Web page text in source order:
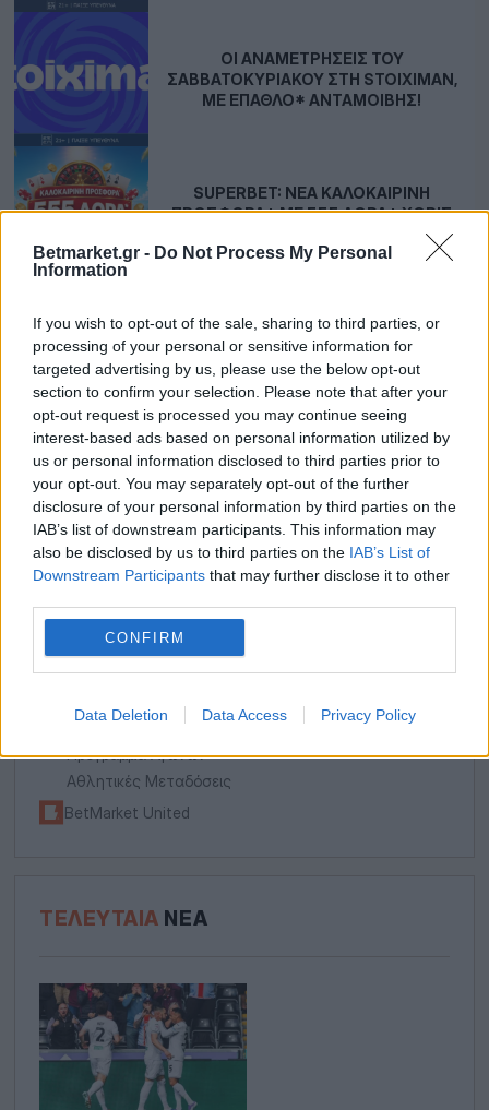
Betmarket.gr - Do Not Process My Personal
Information
If you wish to opt-out of the sale, sharing to third parties, or
processing of your personal or sensitive information for
targeted advertising by us, please use the below opt-out
section to confirm your selection. Please note that after your
opt-out request is processed you may continue seeing
interest-based ads based on personal information utilized by
us or personal information disclosed to third parties prior to
your opt-out. You may separately opt-out of the further
disclosure of your personal information by third parties on the
IAB’s list of downstream participants. This information may
also be disclosed by us to third parties on the IAB’s List of
Downstream Participants that may further disclose it to other
CONFIRM
Data Deletion Data Access Privacy Policy
ΟΙ ΑΝΑΜΕΤΡΉΣΕΙΣ ΤΟΥ
ΣΑΒΒΑΤΟΚΎΡΙΑΚΟΥ ΣΤΗ STOIXIMAN,
ΜΕ ΈΠΑΘΛΟ* ΑΝΤΑΜΟΙΒΉΣ!
SUPERBET: ΝΈΑ ΚΑΛΟΚΑΙΡΙΝΉ
ΠΡΟΣΦΟΡΆ* ΜΕ 555 ΔΏΡΑ* ΧΩΡΊΣ
ΠΡΏΤΗ ΣΈΝΤΡΑ ΣΕ ΠΟΡΤΟΓΑΛΊΑ ΚΑΙ
ΟΛΛΑΝΔΊΑ ΜΕ ΣΟΎΠΕΡ ΑΠΟΔΌΣΕΙΣ
ΑΝΑΛΎΣΕΙΣ
Όλα τα προγνωστικά
Μπάσκετ
Φόρμουλα 1
Μεταγραφές
Πρόγραμμα Αγώνων
Αθλητικές Μεταδόσεις
BetMarket United
ΤΕΛΕΥΤΑΊΑ ΝΈΑ